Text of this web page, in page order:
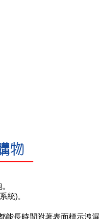
統)。
能長時間附著表面標示洩